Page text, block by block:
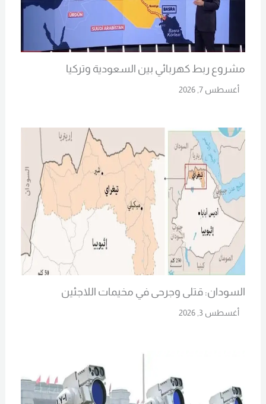
مشروع ربط كهربائي بين السعودية وتركيا
أغسطس 7, 2026
السودان: قتلى وجرحى في مخيمات اللاجئين
أغسطس 3, 2026